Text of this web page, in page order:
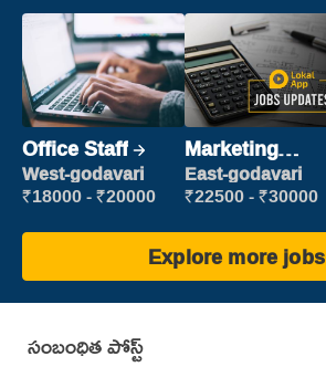
Office Staff
West-godavari
₹18000 - ₹20000
Marketing
Executive
East-godavari
₹22500 - ₹30000
Explore more jobs
సంబంధిత పోస్ట్